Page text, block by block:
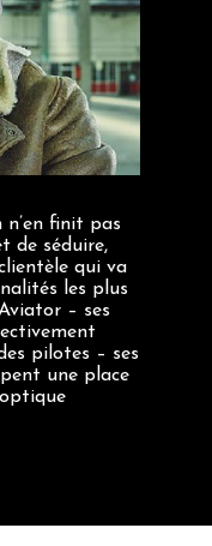
finit pas
de séduire,
qui va
les plus
– ses
pilotes – ses
une place